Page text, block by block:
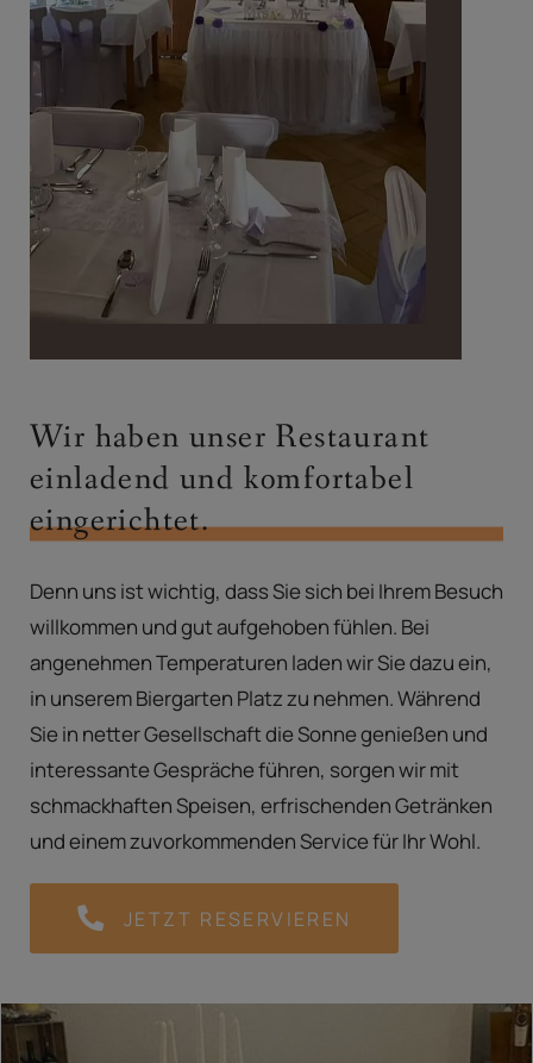
Wir haben unser Restaurant
einladend und komfortabel
eingerichtet.
Denn uns ist wichtig, dass Sie sich bei Ihrem Besuch
willkommen und gut aufgehoben fühlen. Bei
angenehmen Temperaturen laden wir Sie dazu ein,
in unserem Biergarten Platz zu nehmen. Während
Sie in netter Gesellschaft die Sonne genießen und
interessante Gespräche führen, sorgen wir mit
schmackhaften Speisen, erfrischenden Getränken
und einem zuvorkommenden Service für Ihr Wohl.
JETZT RESERVIEREN